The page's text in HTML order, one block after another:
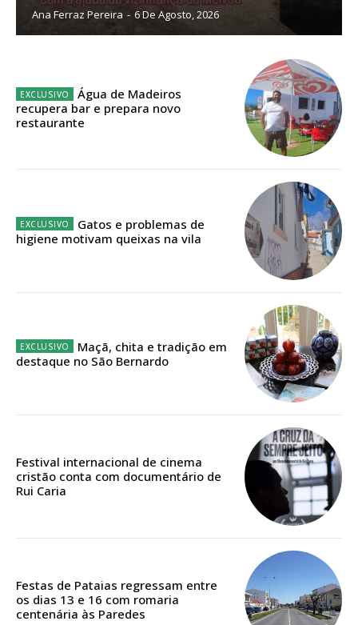
Sendo assinante terá acesso a todos os conteúdos exclusivos e versões
12 meses
Edição em papel entregue à Quinta-feira em sua
Acesso ao conteúdo online
Acesso aos conteúdos Exclusivos para
16€
Ana Ferraz Pereira - 6 De Agosto, 2026
Água de Madeiros
recupera bar e prepara novo
restaurante
Gatos e problemas de
higiene motivam queixas na vila
Maçã, chita e tradição em
destaque no São Bernardo
Festival internacional de cinema
cristão conta com documentário de
Rui Caria
Festas de Pataias regressam entre
os dias 13 e 16 com romaria
centenária às Paredes